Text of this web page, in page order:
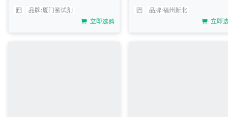
品牌:厦门鲎试剂
立即选购
品牌:福州新北
立即